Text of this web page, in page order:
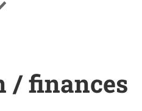
/ finances